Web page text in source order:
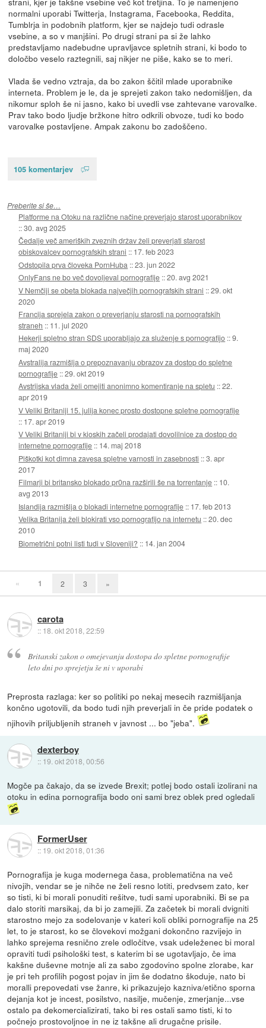
normalni uporabi Twitterja, Instagrama, Facebooka, Reddita,
Tumblrja in podobnih platform, kjer se najdejo tudi odrasle
vsebine, a so v manjšini. Po drugi strani pa si že lahko
predstavljamo nadebudne upravljavce spletnih strani, ki bodo to
določbo veselo raztegnili, saj nikjer ne piše, kako se to meri.
Vlada še vedno vztraja, da bo zakon ščitil mlade uporabnike
interneta. Problem je le, da je sprejeti zakon tako nedomišljen, da
nikomur sploh še ni jasno, kako bi uvedli vse zahtevane varovalke.
Prav tako bodo ljudje bržkone hitro odkrili obvoze, tudi ko bodo
varovalke postavljene. Ampak zakonu bo zadoščeno.
105 komentarjev
Preberite si še…
Platforme na Otoku na različne načine preverjajo starost uporabnikov
::30. avg 2025
Čedalje več ameriških zveznih držav želi preverjati starost
obiskovalcev pornografskih strani :: 17. feb 2023
Odstopila prva človeka PornHuba ::23. jun 2022
OnlyFans ne bo več dovoljeval pornografije ::20. avg 2021
V Nemčiji se obeta blokada največjih pornografskih strani ::29. okt
2020
Francija sprejela zakon o preverjanju starosti na pornografskih
straneh :: 11. jul 2020
Hekerji spletno stran SDS uporabljajo za služenje s pornografijo ::9.
maj 2020
Avstralija razmišlja o prepoznavanju obrazov za dostop do spletne
pornografije ::29. okt 2019
Avstrijska vlada želi omejiti anonimno komentiranje na spletu ::22.
apr 2019
V Veliki Britaniji 15. julija konec prosto dostopne spletne pornografije
:: 17. apr 2019
V Veliki Britaniji bi v kioskih začeli prodajati dovolilnice za dostop do
internetne pornografije :: 14. maj 2018
Piškotki kot dimna zavesa spletne varnosti in zasebnosti ::3. apr
2017
Filmarji bi britansko blokado pr0na razširili še na torrentanje :: 10.
avg 2013
Islandija razmišlja o blokadi internetne pornografije :: 17. feb 2013
Velika Britanija želi blokirati vso pornografijo na internetu ::20. dec
2010
Biometrični potni listi tudi v Sloveniji? :: 14. jan 2004
« 1 2 3 »
carota
:: 18. okt 2018, 22:59
Britanski zakon o omejevanju dostopa do spletne pornografije
leto dni po sprejetju še ni v uporabi
Preprosta razlaga: ker so politiki po nekaj mesecih razmišljanja
končno ugotovili, da bodo tudi njih preverjali in če pride podatek o
njihovih priljubljenih straneh v javnost ... bo "jeba".
dexterboy
:: 19. okt 2018, 00:56
Mogče pa čakajo, da se izvede Brexit; potlej bodo ostali izolirani na
otoku in edina pornografija bodo oni sami brez oblek pred ogledali
FormerUser
:: 19. okt 2018, 01:36
Pornografija je kuga modernega časa, problematična na več
nivojih, vendar se je nihče ne želi resno lotiti, predvsem zato, ker
so tisti, ki bi morali ponuditi rešitve, tudi sami uporabniki. Bi se pa
dalo storiti marsikaj, da bi jo zamejili. Za začetek bi morali dvigniti
starostno mejo za sodelovanje v kateri koli obliki pornografije na 25
let, to je starost, ko se človekovi možgani dokončno razvijejo in
lahko sprejema resnično zrele odločitve, vsak udeleženec bi moral
opraviti tudi psihološki test, s katerim bi se ugotavljajo, če ima
kakšne duševne motnje ali za sabo zgodovino spolne zlorabe, kar
je pri teh profilih pogost pojav in jim še dodatno škoduje, nato bi
moralli prepovedati vse žanre, ki prikazujejo kazniva/etično sporna
dejanja kot je incest, posilstvo, nasilje, mučenje, zmerjanje...vse
ostalo pa dekomercializirati, tako bi res ostali samo tisti, ki to
počnejo prostovoljnoe in ne iz takšne ali drugačne prisile.